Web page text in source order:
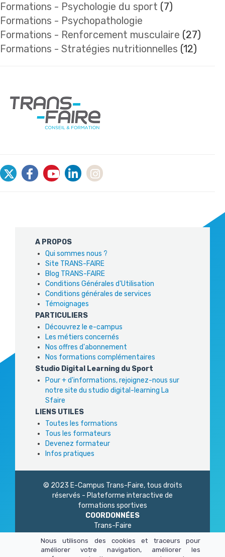
Formations - Psychologie du sport (7)
Formations - Psychopathologie
Formations - Renforcement musculaire (27)
Formations - Stratégies nutritionnelles (12)
A PROPOS
Qui sommes nous ?
Site TRANS-FAIRE
Blog TRANS-FAIRE
Conditions Générales d'Utilisation
Conditions générales de services
Témoignages
PARTICULIERS
Découvrez le e-campus
Les métiers concernés
Nos offres d'abonnement
Nos formations complémentaires
Studio Digital Learning du Sport
Pour + d'informations, rejoignez-nous sur
notre site du studio digital-learning La
Sfaire
LIENS UTILES
Toutes les formations
Tous les formateurs
Devenez formateur
Infos pratiques
© 2023 E-Campus Trans-Faire, tous droits
réservés - Plateforme interactive de
formations sportives
COORDONNÉES
Trans-Faire
75 020 Paris
Nous utilisons des cookies et traceurs pour
améliorer votre navigation, améliorer les